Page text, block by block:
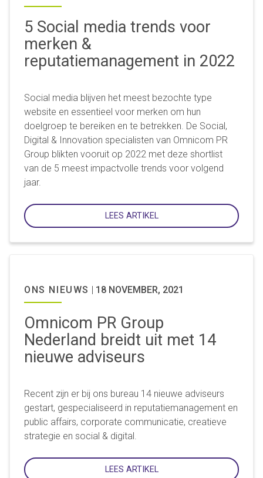
5 Social media trends voor
merken &
reputatiemanagement in 2022
Social media blijven het meest bezochte type
website en essentieel voor merken om hun
doelgroep te bereiken en te betrekken. De Social,
Digital & Innovation specialisten van Omnicom PR
Group blikten vooruit op 2022 met deze shortlist
van de 5 meest impactvolle trends voor volgend
jaar.
LEES ARTIKEL
ONS NIEUWS | 18 NOVEMBER, 2021
Omnicom PR Group
Nederland breidt uit met 14
nieuwe adviseurs
Recent zijn er bij ons bureau 14 nieuwe adviseurs
gestart, gespecialiseerd in reputatiemanagement en
public affairs, corporate communicatie, creatieve
strategie en social & digital.
LEES ARTIKEL